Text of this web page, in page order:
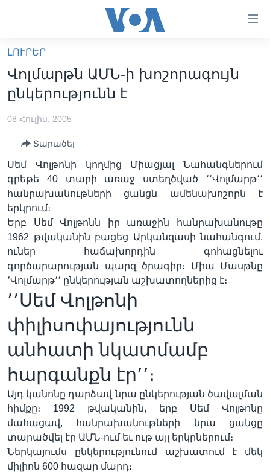
հիմնական
բովանդակությանը
անցնել
հիմնական
բովանդակությանը
բովանդակություն
ԼՈՒՐԵՐ
ՖԻԼՄԵՐ
ՖԻԼՄԵՐ
IN ENGLISH
ՄԵՐ ՄԱՍԻՆ
ՄԵՐ ՄԱՍԻՆ
«ԱՄԵՐԻԿԱՅԻ ՁԱՅՆ»-Ի ԿԱՆՈՆԱԴՐՈՒԹՅՈՒՆ
ԿԱՊ ՄԵԶ ՀԵՏ
ՈՒԿՐԱԻՆԱԿԱՆ ՊԱՏԵՐԱԶՄ
Learning English
ՀԵՏԵՒԵՔ ՄԵԶ
ԼՈՒՐԵՐ
Վոլմարթն ԱՄՆ-ի խոշորագույն
ընկերությունն է
08 Հուլիս, 2005
Տարածել
Սեմ Վոլթոնի կողմից Միացյալ Նահանգներում
գրեթե 40 տարի առաջ ստեղծված ՚՚Վոլմարթ՚՚
հանրախանութների ցանցն ամենախոշորն է
երկրում։
Երբ Սեմ Վոլթոնն իր առաջին հանրախանութը
1962 թվականին բացեց Արկանզասի նահանգում,
ուներ հաճախորդին գոհացնելու
գործարարության պարզ ծրագիր։ Միա Մասթնը
՚Վոլմարթ՚՚ ընկերության աշխատողներից է։
՚՚Սեմ Վոլթոնի
փիլիսոփայությունն
անհատի նկատմամբ
հարգանքն էր՚՚։
Այդ կանոնը դարձավ նրա ընկերության ծավալման
հիմքը։ 1992 թվականին, երբ Սեմ Վոլթոնը
մահացավ, հանրախանութների նրա ցանցը
տարածվել էր ԱՄՆ-ում եւ ութ այլ երկրներում։
Ներկայումս ընկերությունում աշխատում է մեկ
միլիոն 600 հազար մարդ։